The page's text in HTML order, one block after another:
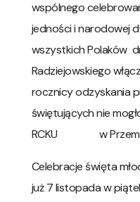
wspólnego
jedności i narodowej
wszystkich Polaków
Radziejowskiego
rocznicy odzyskania
świętujących nie
RCKU w
Celebracje święta
już 7 listopada w